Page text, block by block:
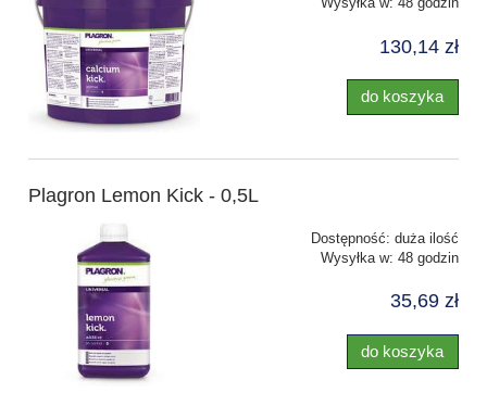
130,14 zł
do koszyka
Plagron Lemon Kick - 0,5L
Dostępność: duża ilość
Wysyłka w: 48 godzin
35,69 zł
do koszyka